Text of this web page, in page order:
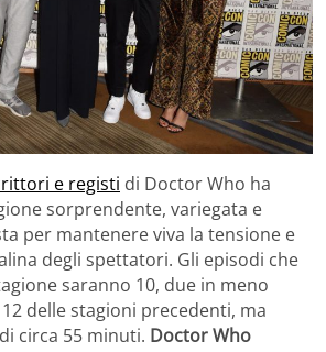
e registi di Doctor Who ha
sorprendente, variegata e
per mantenere viva la tensione e
degli spettatori. Gli episodi che
saranno 10, due in meno
delle stagioni precedenti, ma
circa 55 minuti. Doctor Who